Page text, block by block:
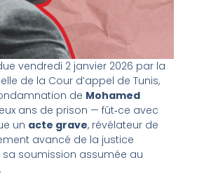
vendredi 2 janvier 2026 par la
de la Cour d’appel de Tunis,
de Mohamed
ans de prison — fût‑ce avec
un acte grave, révélateur de
avancé de la justice
soumission assumée au